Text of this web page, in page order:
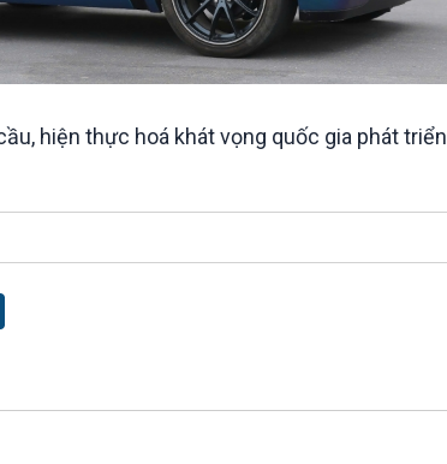
hiện thực hoá khát vọng quốc gia phát triển